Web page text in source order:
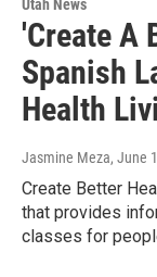
Utah News
'Create A
Spanish
Health
Jasmine Meza, June
Create Better
that provides
classes for